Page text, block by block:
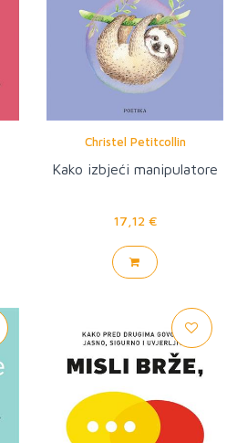
Christel Petitcollin
Kako izbjeći manipulatore
17,12 €